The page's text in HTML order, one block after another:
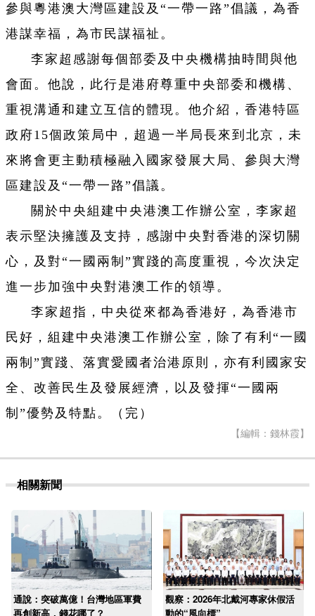
參與粵港澳大灣區建設及“一帶一路”倡議，為香
港謀幸福，為市民謀福祉。
李家超感謝每個部委及中央機構抽時間與他
會面。他說，此行是港府尊重中央部委和機構、
重視溝通和建立互信的體現。他介紹，香港特區
政府15個政策局中，超過一半局長來到北京，未
來將會更主動積極融入國家發展大局、參與大灣
區建設及“一帶一路”倡議。
關於中央組建中央港澳工作辦公室，李家超
表示堅決擁護及支持，感謝中央對香港的深切關
心，及對“一國兩制”實踐的高度重視，今次決定
進一步加強中央對港澳工作的領導。
李家超指，中央從來都為香港好，為香港市
民好，組建中央港澳工作辦公室，除了有利“一國
兩制”實踐、落實愛國者治港原則，亦有利國家安
全、改善民生及發展經濟，以及發揮“一國兩
制”優勢及特點。（完）
【編輯：錢林霞】
相關新聞
通說：突破萬億！台灣地區軍費
再創新高，錢花哪了？
觀察：2026年北戴河專家休假活
動的“風向標”